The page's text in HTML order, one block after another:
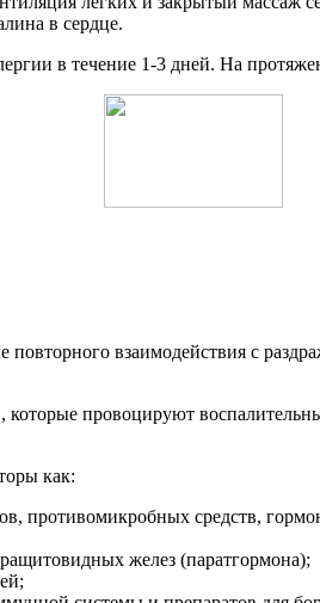
в сердце.
в течение 1-3 дней. На
взаимодействия с
которые провоцируют
как:
противомикробных средств,
желез (паратгормона);